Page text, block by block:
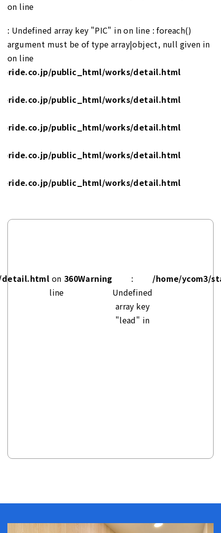
on line
: Undefined array key "PIC" inon line : foreach()
argument must be of type array|object, null given in
on line
public_html/works/detail.html
public_html/works/detail.html
public_html/works/detail.html
public_html/works/detail.html
public_html/works/detail.html
detail.html on
line
360Warning
:
Undefined
array key
"lead" in
/home/ycom3/